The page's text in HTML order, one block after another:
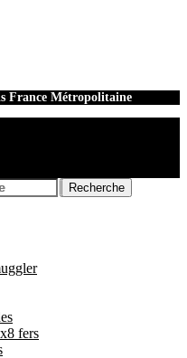
France Métropolitaine
Recherche
Recherche
fers